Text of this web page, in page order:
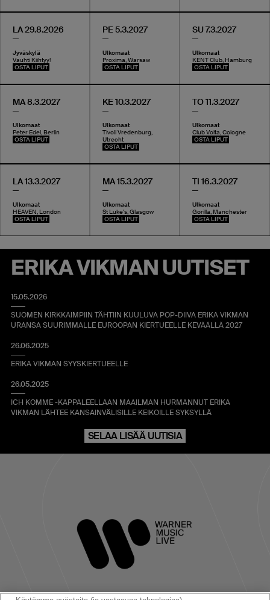
LA 29.8.2026
Jyväskylä
Vauhti Kiihtyy!
OSTA LIPUT
PE 5.3.2027
Ulkomaat
Proxima, Warsaw
OSTA LIPUT
SU 7.3.2027
Ulkomaat
KENT Club, Hamburg
OSTA LIPUT
MA 8.3.2027
Ulkomaat
Peter Edel, Berlin
OSTA LIPUT
KE 10.3.2027
Ulkomaat
Tivoli Vredenburg,
Utrecht
OSTA LIPUT
TO 11.3.2027
Ulkomaat
Club Volta, Cologne
OSTA LIPUT
LA 13.3.2027
Ulkomaat
HEAVEN, London
OSTA LIPUT
MA 15.3.2027
Ulkomaat
St Luke's, Glasgow
OSTA LIPUT
TI 16.3.2027
Ulkomaat
Gorilla, Manchester
OSTA LIPUT
ERIKA VIKMAN UUTISET
15.05.2026
SUOMEN KIRKKAIMPIIN TÄHTIIN KUULUVA POP-DIIVA ERIKA VIKMAN
URANSA SUURIMMALLE EUROOPAN KIERTUEELLE KEVÄÄLLÄ 2027
26.06.2025
ERIKA VIKMAN SYYSKIERTUEELLE
26.05.2025
ICH KOMME -KAPPALEELLAAN MAAILMAN HURMANNUT ERIKA
VIKMAN LÄHTEE KANSAINVÄLISILLE KEIKOILLE SYKSYLLÄ
SELAA LISÄÄ UUTISIA